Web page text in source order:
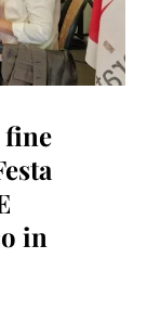
fine
in